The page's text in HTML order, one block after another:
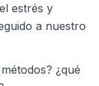
estrés y
a nuestro
¿qué